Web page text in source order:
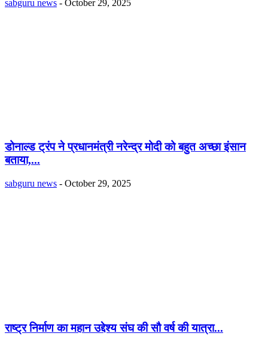
sabguru news - October 29, 2025
डोनाल्ड ट्रंप ने प्रधानमंत्री नरेन्द्र मोदी को बहुत अच्छा इंसान
बताया,...
sabguru news - October 29, 2025
राष्ट्र निर्माण का महान उद्देश्य संघ की सौ वर्ष की यात्रा...